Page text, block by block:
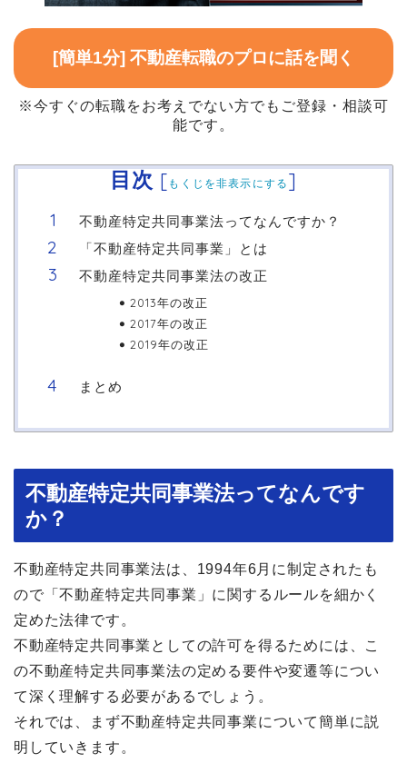
[簡単1分] 不動産転職のプロに話を聞く
※今すぐの転職をお考えでない方でもご登録・相談可
能です。
目次 [ もくじを非表示にする ]
不動産特定共同事業法ってなんですか？
「不動産特定共同事業」とは
不動産特定共同事業法の改正
2013年の改正
2017年の改正
2019年の改正
まとめ
不動産特定共同事業法ってなんです
か？
不動産特定共同事業法は、1994年6月に制定されたも
ので「不動産特定共同事業」に関するルールを細かく
定めた法律です。
不動産特定共同事業としての許可を得るためには、こ
の不動産特定共同事業法の定める要件や変遷等につい
て深く理解する必要があるでしょう。
それでは、まず不動産特定共同事業について簡単に説
明していきます。